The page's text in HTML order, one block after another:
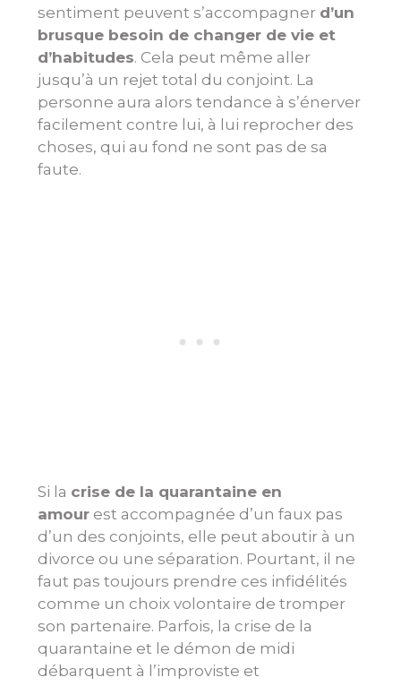
sentiment peuvent s’accompagner d’un
brusque besoin de changer de vie et
d’habitudes. Cela peut même aller
jusqu’à un rejet total du conjoint. La
personne aura alors tendance à s’énerver
facilement contre lui, à lui reprocher des
choses, qui au fond ne sont pas de sa
faute.
Si la crise de la quarantaine en
amour est accompagnée d’un faux pas
d’un des conjoints, elle peut aboutir à un
divorce ou une séparation. Pourtant, il ne
faut pas toujours prendre ces infidélités
comme un choix volontaire de tromper
son partenaire. Parfois, la crise de la
quarantaine et le démon de midi
débarquent à l’improviste et